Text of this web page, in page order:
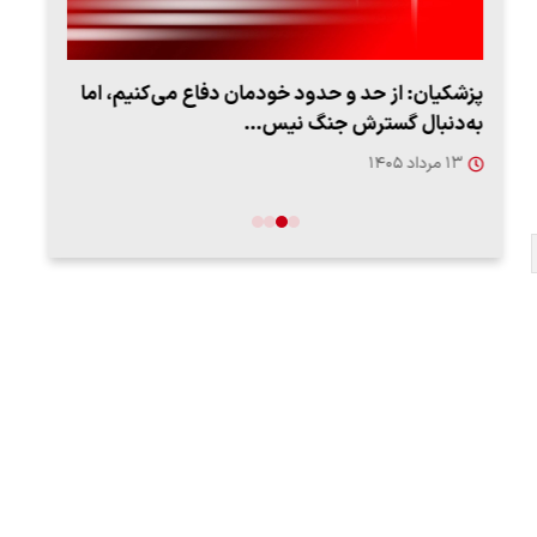
پزشکیان: از حد و حدود خودمان دفاع می‌کنیم، اما
به‌دنبال گسترش جنگ نیس…
۱۳ مرداد ۱۴۰۵